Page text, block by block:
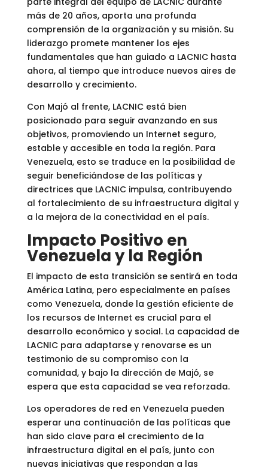
más de 20 años, aporta una profunda
comprensión de la organización y su misión. Su
liderazgo promete mantener los ejes
fundamentales que han guiado a LACNIC hasta
ahora, al tiempo que introduce nuevos aires de
desarrollo y crecimiento.
Con Majó al frente, LACNIC está bien
posicionado para seguir avanzando en sus
objetivos, promoviendo un Internet seguro,
estable y accesible en toda la región. Para
Venezuela, esto se traduce en la posibilidad de
seguir beneficiándose de las políticas y
directrices que LACNIC impulsa, contribuyendo
al fortalecimiento de su infraestructura digital y
a la mejora de la conectividad en el país.
Impacto Positivo en
Venezuela y la Región
El impacto de esta transición se sentirá en toda
América Latina, pero especialmente en países
como Venezuela, donde la gestión eficiente de
los recursos de Internet es crucial para el
desarrollo económico y social. La capacidad de
LACNIC para adaptarse y renovarse es un
testimonio de su compromiso con la
comunidad, y bajo la dirección de Majó, se
espera que esta capacidad se vea reforzada.
Los operadores de red en Venezuela pueden
esperar una continuación de las políticas que
han sido clave para el crecimiento de la
infraestructura digital en el país, junto con
nuevas iniciativas que respondan a las